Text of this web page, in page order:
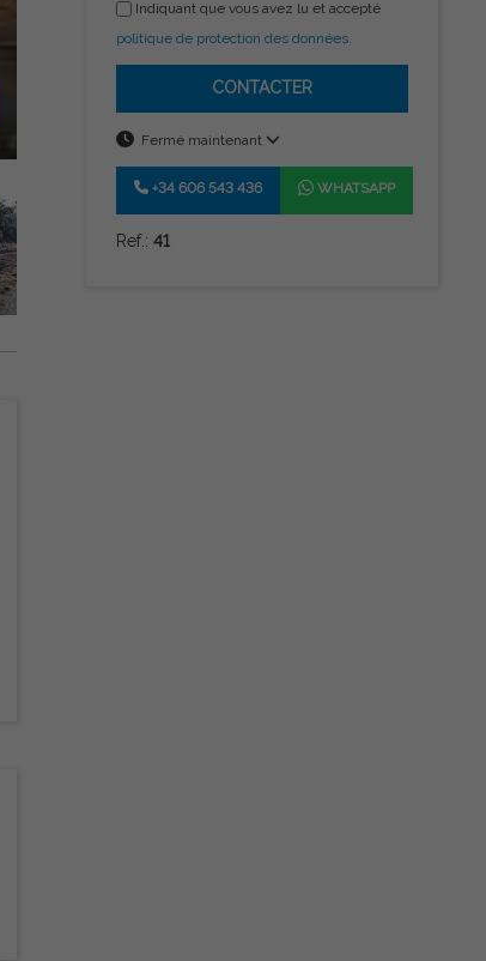
Indiquant que vous avez lu et accepté
politique de protection des données
CONTACTER
Fermé maintenant
+34 606 543 436 WHATSAPP
Ref.:41